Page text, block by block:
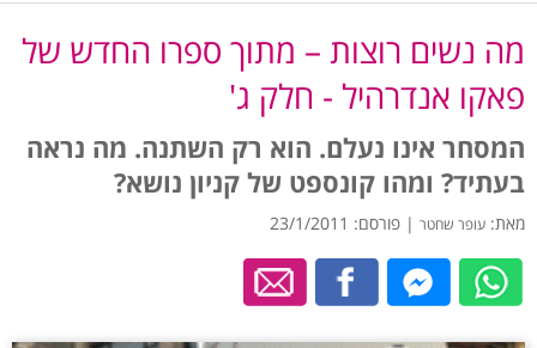
מה נשים רוצות – מתוך ספרו החדש של
פאקו אנדרהיל - חלק ג'
המסחר אינו נעלם. הוא רק השתנה. מה נראה
בעתיד? ומהו קונספט של קניון נושא?
מאת: עופר שחטר | פורסם: 23/1/2011